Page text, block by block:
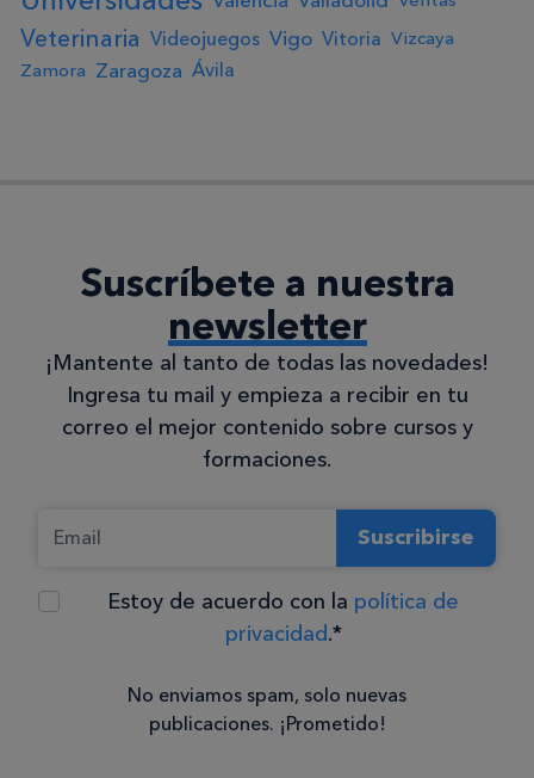
Veterinaria Videojuegos Vigo Vitoria Vizcaya
Zamora Zaragoza Ávila
Suscríbete a nuestra
newsletter
¡Mantente al tanto de todas las novedades!
Ingresa tu mail y empieza a recibir en tu
correo el mejor contenido sobre cursos y
formaciones.
Suscribirse
Estoy de acuerdo con la política de
privacidad.*
Consentimiento
No enviamos spam, solo nuevas
publicaciones. ¡Prometido!